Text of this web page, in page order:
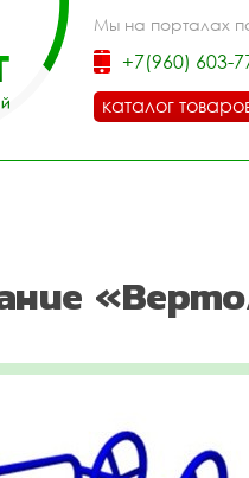
Мы на порталах
+7(960) 603-
каталог